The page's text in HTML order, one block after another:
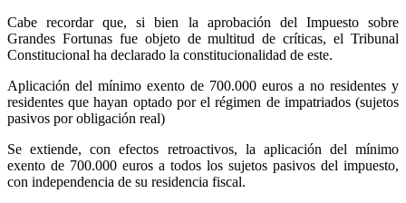
Cabe recordar que, si bien la aprobación del Impuesto sobre
Grandes Fortunas fue objeto de multitud de críticas, el Tribunal
Constitucional ha declarado la constitucionalidad de este.
Aplicación del mínimo exento de 700.000 euros a no residentes y
residentes que hayan optado por el régimen de impatriados (sujetos
pasivos por obligación real)
Se extiende, con efectos retroactivos, la aplicación del mínimo
exento de 700.000 euros a todos los sujetos pasivos del impuesto,
con independencia de su residencia fiscal.